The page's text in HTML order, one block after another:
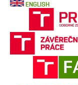
ENGLISH